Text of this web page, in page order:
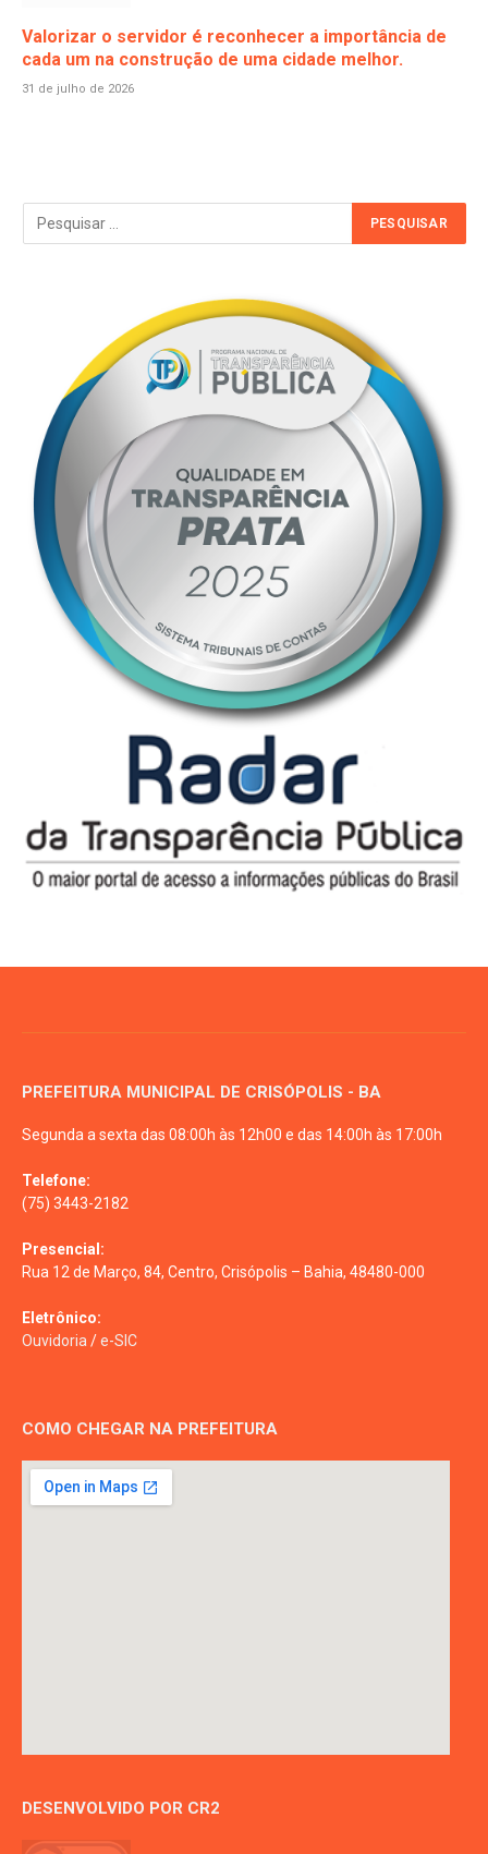
Valorizar o servidor é reconhecer a importância de
cada um na construção de uma cidade melhor.
31 de julho de 2026
PREFEITURA MUNICIPAL DE CRISÓPOLIS - BA
Segunda a sexta das 08:00h às 12h00 e das 14:00h às 17:00h
Telefone:
(75) 3443-2182
Presencial:
Rua 12 de Março, 84, Centro, Crisópolis – Bahia, 48480-000
Eletrônico:
Ouvidoria /e-SIC
COMO CHEGAR NA PREFEITURA
DESENVOLVIDO POR CR2